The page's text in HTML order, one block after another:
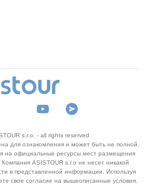
s.r.o. - all rights reserved
для ознакомления и может быть не полной.
на официальные ресурсы мест размещения
ASISTOUR s.r.o не несет никакой
в представленной информации. Используя
свое согласие на вышеописанные условия.